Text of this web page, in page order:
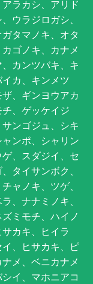
ラカシ、アリド
ウラジロガシ、
タマノキ、オタ
ゴノキ、カナメ
カンツバキ、キ
カ、キンメツ
、ギンヨウアカ
、ゲッケイジ
ンゴジュ、シキ
ンポ、シャリン
、スダジイ、セ
タイサンボク、
ャノキ、ツゲ、
、ナナミノキ、
ミモチ、ハイノ
カキ、ヒイラ
、ヒサカキ、ピ
メ、ベニカナメ
イ、マホニアコ